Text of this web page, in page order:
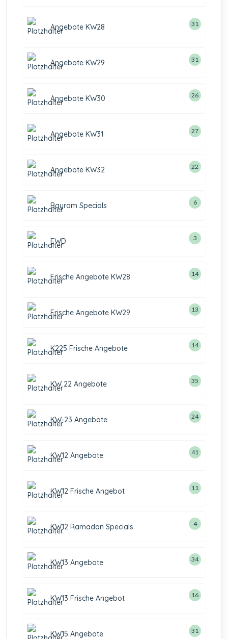
Angebote KW28 31
Angebote KW29 31
Angebote KW30 26
Angebote KW31 27
Angebote KW32 22
Bayram Specials 6
EWD 3
Frische Angebote KW28 14
Frische Angebote KW29 13
K225 Frische Angebote 14
KW 22 Angebote 35
KW-23 Angebote 24
KW12 Angebote 41
KW12 Frische Angebot 11
KW12 Ramadan Specials 4
KW13 Angebote 34
KW13 Frische Angebot 16
KW15 Angebote 31